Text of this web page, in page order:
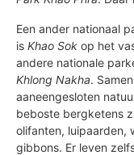
Een ander nationaal
is Khao Sok op het
andere nationale
Khlong Nakha.
aaneengesloten
beboste bergketens
olifanten, luipaarden,
gibbons. Er leven